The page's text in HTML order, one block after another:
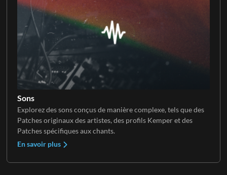
Sons
Explorez des sons conçus de manière complexe, tels que des
Patches originaux des artistes, des profils Kemper et des
Patches spécifiques aux chants.
En savoir plus